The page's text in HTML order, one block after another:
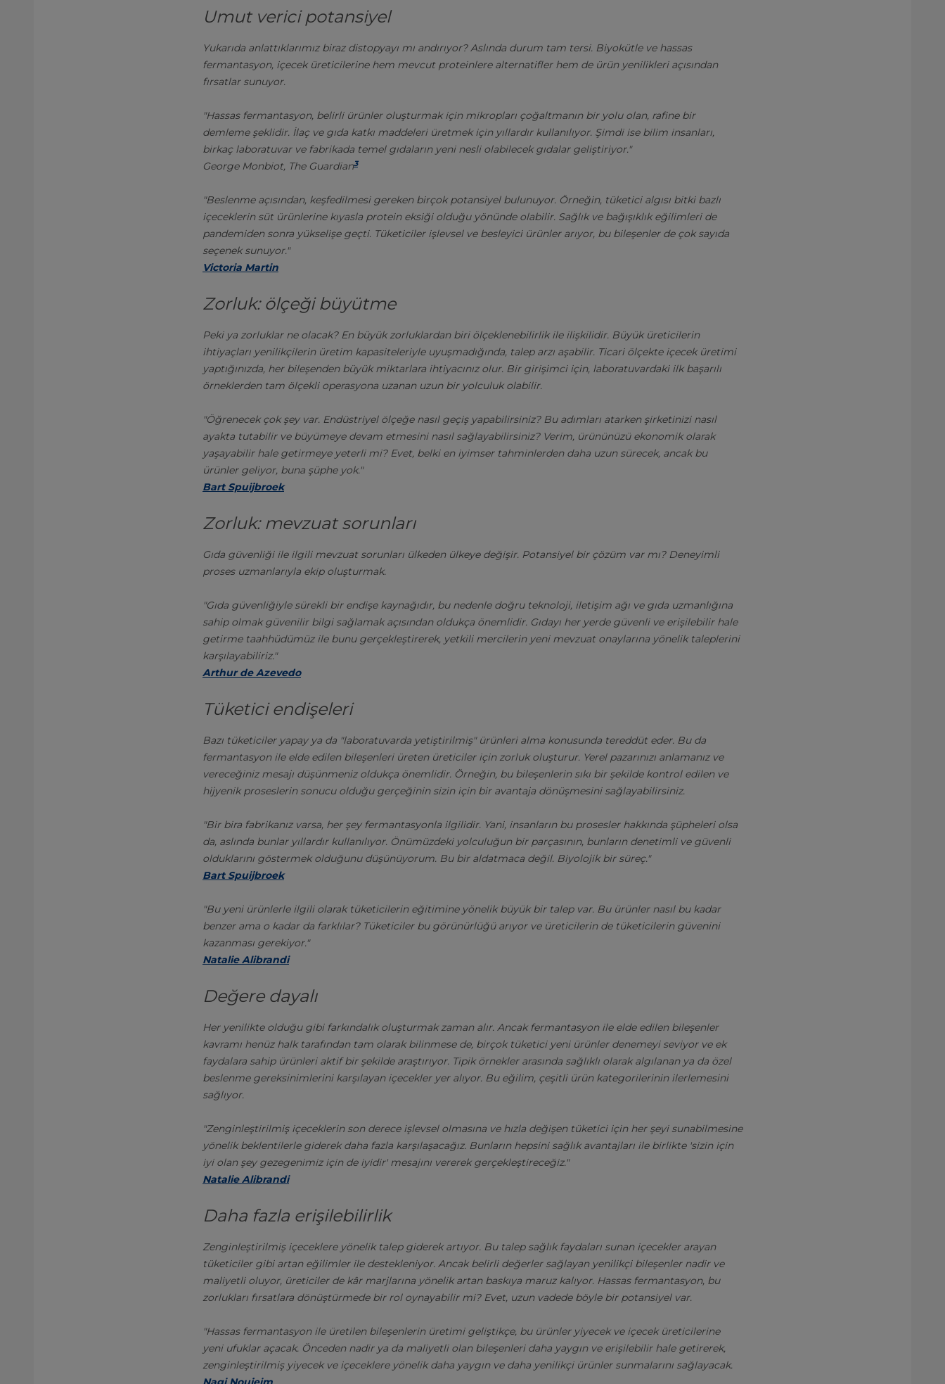
Umut verici potansiyel
Yukarıda anlattıklarımız biraz distopyayı mı andırıyor? Aslında durum tam tersi. Biyokütle ve hassas
fermantasyon, içecek üreticilerine hem mevcut proteinlere alternatifler hem de ürün yenilikleri açısından
fırsatlar sunuyor.
"Hassas fermantasyon, belirli ürünler oluşturmak için mikropları çoğaltmanın bir yolu olan, rafine bir
demleme şeklidir. İlaç ve gıda katkı maddeleri üretmek için yıllardır kullanılıyor. Şimdi ise bilim insanları,
birkaç laboratuvar ve fabrikada temel gıdaların yeni nesli olabilecek gıdalar geliştiriyor."
George Monbiot, The Guardian3
"Beslenme açısından, keşfedilmesi gereken birçok potansiyel bulunuyor. Örneğin, tüketici algısı bitki bazlı
içeceklerin süt ürünlerine kıyasla protein eksiği olduğu yönünde olabilir. Sağlık ve bağışıklık eğilimleri de
pandemiden sonra yükselişe geçti. Tüketiciler işlevsel ve besleyici ürünler arıyor, bu bileşenler de çok sayıda
seçenek sunuyor."
Victoria Martin
Zorluk: ölçeği büyütme
Peki ya zorluklar ne olacak? En büyük zorluklardan biri ölçeklenebilirlik ile ilişkilidir. Büyük üreticilerin
ihtiyaçları yenilikçilerin üretim kapasiteleriyle uyuşmadığında, talep arzı aşabilir. Ticari ölçekte içecek üretimi
yaptığınızda, her bileşenden büyük miktarlara ihtiyacınız olur. Bir girişimci için, laboratuvardaki ilk başarılı
örneklerden tam ölçekli operasyona uzanan uzun bir yolculuk olabilir.
"Öğrenecek çok şey var. Endüstriyel ölçeğe nasıl geçiş yapabilirsiniz? Bu adımları atarken şirketinizi nasıl
ayakta tutabilir ve büyümeye devam etmesini nasıl sağlayabilirsiniz? Verim, ürününüzü ekonomik olarak
yaşayabilir hale getirmeye yeterli mi? Evet, belki en iyimser tahminlerden daha uzun sürecek, ancak bu
ürünler geliyor, buna şüphe yok."
Bart Spuijbroek
Zorluk: mevzuat sorunları
Gıda güvenliği ile ilgili mevzuat sorunları ülkeden ülkeye değişir. Potansiyel bir çözüm var mı? Deneyimli
proses uzmanlarıyla ekip oluşturmak.
"Gıda güvenliğiyle sürekli bir endişe kaynağıdır, bu nedenle doğru teknoloji, iletişim ağı ve gıda uzmanlığına
sahip olmak güvenilir bilgi sağlamak açısından oldukça önemlidir. Gıdayı her yerde güvenli ve erişilebilir hale
getirme taahhüdümüz ile bunu gerçekleştirerek, yetkili mercilerin yeni mevzuat onaylarına yönelik taleplerini
karşılayabiliriz."
Arthur de Azevedo
Tüketici endişeleri
Bazı tüketiciler yapay ya da "laboratuvarda yetiştirilmiş" ürünleri alma konusunda tereddüt eder. Bu da
fermantasyon ile elde edilen bileşenleri üreten üreticiler için zorluk oluşturur. Yerel pazarınızı anlamanız ve
vereceğiniz mesajı düşünmeniz oldukça önemlidir. Örneğin, bu bileşenlerin sıkı bir şekilde kontrol edilen ve
hijyenik proseslerin sonucu olduğu gerçeğinin sizin için bir avantaja dönüşmesini sağlayabilirsiniz.
"Bir bira fabrikanız varsa, her şey fermantasyonla ilgilidir. Yani, insanların bu prosesler hakkında şüpheleri olsa
da, aslında bunlar yıllardır kullanılıyor. Önümüzdeki yolculuğun bir parçasının, bunların denetimli ve güvenli
olduklarını göstermek olduğunu düşünüyorum. Bu bir aldatmaca değil. Biyolojik bir süreç."
Bart Spuijbroek
"Bu yeni ürünlerle ilgili olarak tüketicilerin eğitimine yönelik büyük bir talep var. Bu ürünler nasıl bu kadar
benzer ama o kadar da farklılar? Tüketiciler bu görünürlüğü arıyor ve üreticilerin de tüketicilerin güvenini
kazanması gerekiyor."
Natalie Alibrandi
Değere dayalı
Her yenilikte olduğu gibi farkındalık oluşturmak zaman alır. Ancak fermantasyon ile elde edilen bileşenler
kavramı henüz halk tarafından tam olarak bilinmese de, birçok tüketici yeni ürünler denemeyi seviyor ve ek
faydalara sahip ürünleri aktif bir şekilde araştırıyor. Tipik örnekler arasında sağlıklı olarak algılanan ya da özel
beslenme gereksinimlerini karşılayan içecekler yer alıyor. Bu eğilim, çeşitli ürün kategorilerinin ilerlemesini
sağlıyor.
"Zenginleştirilmiş içeceklerin son derece işlevsel olmasına ve hızla değişen tüketici için her şeyi sunabilmesine
yönelik beklentilerle giderek daha fazla karşılaşacağız. Bunların hepsini sağlık avantajları ile birlikte 'sizin için
iyi olan şey gezegenimiz için de iyidir' mesajını vererek gerçekleştireceğiz."
Natalie Alibrandi
Daha fazla erişilebilirlik
Zenginleştirilmiş içeceklere yönelik talep giderek artıyor. Bu talep sağlık faydaları sunan içecekler arayan
tüketiciler gibi artan eğilimler ile destekleniyor. Ancak belirli değerler sağlayan yenilikçi bileşenler nadir ve
maliyetli oluyor, üreticiler de kâr marjlarına yönelik artan baskıya maruz kalıyor. Hassas fermantasyon, bu
zorlukları fırsatlara dönüştürmede bir rol oynayabilir mi? Evet, uzun vadede böyle bir potansiyel var.
"Hassas fermantasyon ile üretilen bileşenlerin üretimi geliştikçe, bu ürünler yiyecek ve içecek üreticilerine
yeni ufuklar açacak. Önceden nadir ya da maliyetli olan bileşenleri daha yaygın ve erişilebilir hale getirerek,
zenginleştirilmiş yiyecek ve içeceklere yönelik daha yaygın ve daha yenilikçi ürünler sunmalarını sağlayacak.